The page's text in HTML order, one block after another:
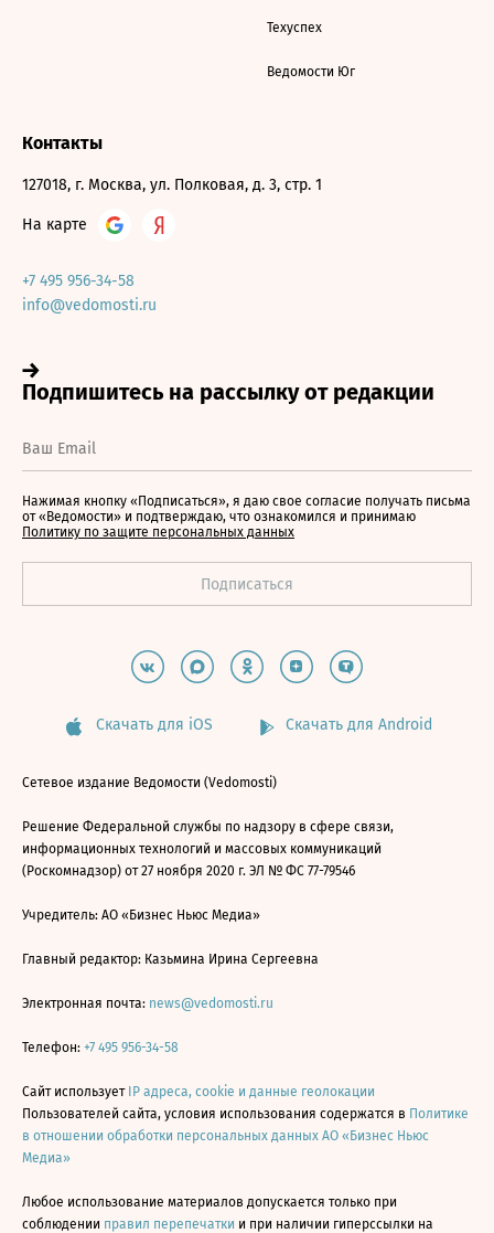
Техуспех
Ведомости Юг
Контакты
127018, г. Москва, ул. Полковая, д. 3, стр. 1
На карте
+7 495 956-34-58
info@vedomosti.ru
Нажимая кнопку «Подписаться», я даю свое согласие получать письма
от «Ведомости» и подтверждаю, что ознакомился и принимаю
Политику по защите персональных данных
Скачать для iOS Скачать для Android
Сетевое издание Ведомости (Vedomosti)
Решение Федеральной службы по надзору в сфере связи,
информационных технологий и массовых коммуникаций
(Роскомнадзор) от 27 ноября 2020 г. ЭЛ № ФС 77-79546
Учредитель: АО «Бизнес Ньюс Медиа»
Главный редактор: Казьмина Ирина Сергеевна
Электронная почта: news@vedomosti.ru
Телефон: +7 495 956-34-58
Сайт использует IP адреса, cookie и данные геолокации
Пользователей сайта, условия использования содержатся в Политике
в отношении обработки персональных данных АО «Бизнес Ньюс
Медиа»
Любое использование материалов допускается только при
соблюдении правил перепечатки и при наличии гиперссылки на